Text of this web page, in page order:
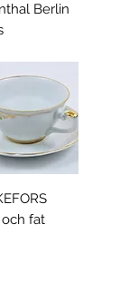
Berlin
fat